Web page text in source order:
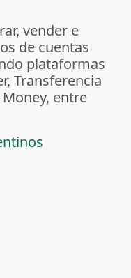
vender e
de cuentas
plataformas
Transferencia
entre